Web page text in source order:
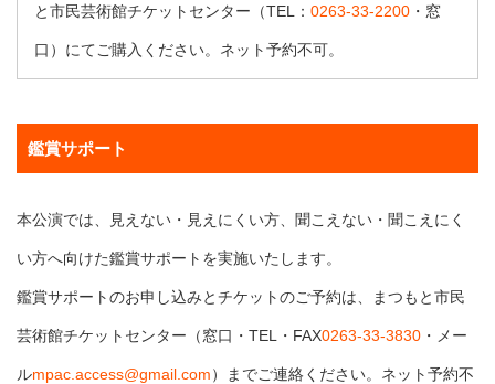
と市民芸術館チケットセンター（TEL： 0263-33-2200 ・窓
口）にてご購入ください。ネット予約不可。
鑑賞サポート
本公演では、見えない・見えにくい方、聞こえない・聞こえにく
い方へ向けた鑑賞サポートを実施いたします。
鑑賞サポートのお申し込みとチケットのご予約は、まつもと市民
芸術館チケットセンター（窓口・TEL・FAX0263-33-3830 ・メー
ルmpac.access@gmail.com）までご連絡ください。ネット予約不